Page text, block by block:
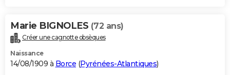
Marie BIGNOLES (72 ans)
Créer une cagnotte obsèques
Naissance
14/08/1909 à Borce (Pyrénées-Atlantiques)